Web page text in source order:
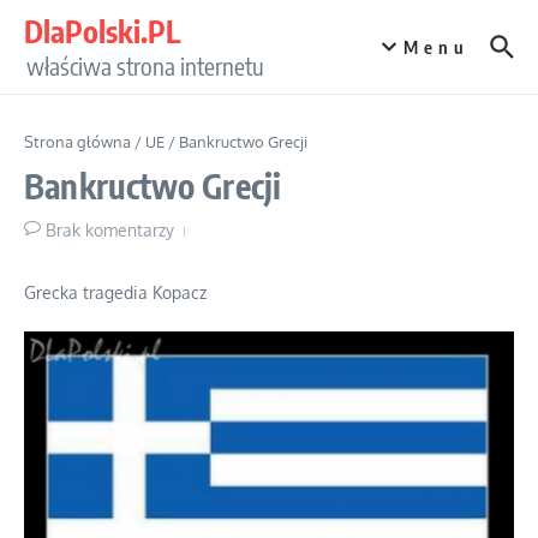
DlaPolski.PL
właściwa strona internetu
Menu
Strona główna / UE / Bankructwo Grecji
Bankructwo Grecji
Brak komentarzy
Grecka tragedia Kopacz